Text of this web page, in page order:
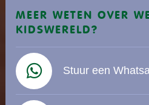
MEER WETEN OVER
KIDSWERELD?
Stuur een